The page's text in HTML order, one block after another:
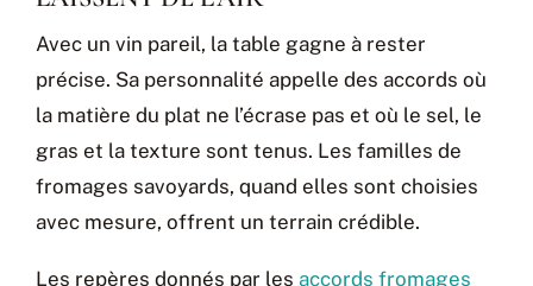
Avec un vin pareil, la table gagne à rester
précise. Sa personnalité appelle des accords où
la matière du plat ne l’écrase pas et où le sel, le
gras et la texture sont tenus. Les familles de
fromages savoyards, quand elles sont choisies
avec mesure, offrent un terrain crédible.
Les repères donnés par les accords fromages